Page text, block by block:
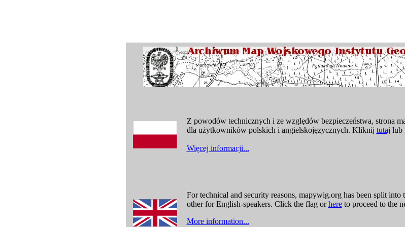
Z powodów technicznych i ze względów bezpieczeństwa, strona
dla użytkowników polskich i angielskojęzycznych. Kliknij tutaj lub
Więcej informacji...
For technical and security reasons, mapywig.org has been split into
other for English-speakers. Click the flag orhereto proceed to the
More information...